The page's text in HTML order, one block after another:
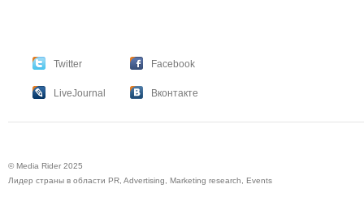
Twitter Facebook
LiveJournal Вконтакте
© Media Rider 2025
Лидер страны в области PR, Advertising, Marketing research, Events